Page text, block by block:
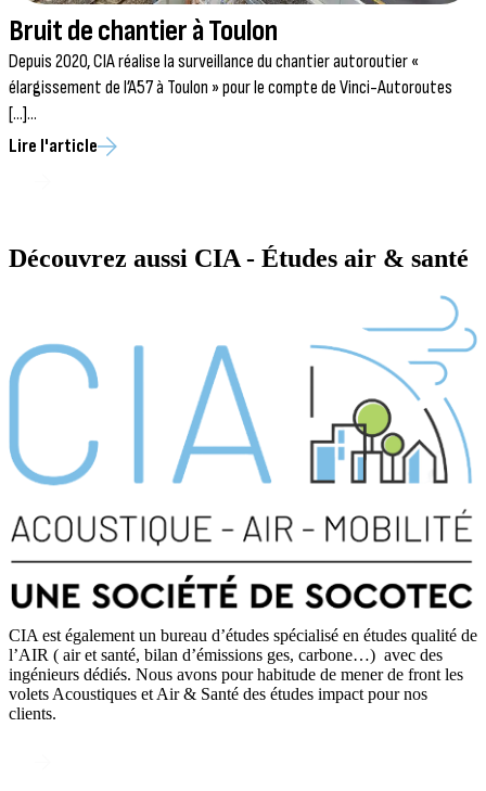
Bruit de chantier à Toulon
Depuis 2020, CIA réalise la surveillance du chantier autoroutier «
élargissement de l’A57 à Toulon » pour le compte de Vinci-Autoroutes
[...]...
Lire l'article
Découvrez aussi CIA - Études air & santé
CIA est également un bureau d’études spécialisé en études qualité de
l’AIR ( air et santé, bilan d’émissions ges, carbone…) avec des
ingénieurs dédiés. Nous avons pour habitude de mener de front les
volets Acoustiques et Air & Santé des études impact pour nos
clients.